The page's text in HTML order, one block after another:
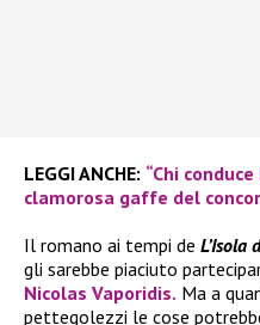
LEGGI ANCHE: “Chi
clamorosa gaffe del
Il romano ai tempi de L’Isola
gli sarebbe piaciuto
Nicolas Vaporidis. Ma a
pettegolezzi le cose